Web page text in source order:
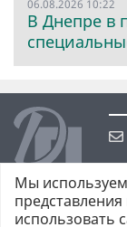
06.08.2026 10:22
В Днепре в
Мы
использовать